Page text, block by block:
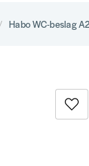
Habo WC-beslag